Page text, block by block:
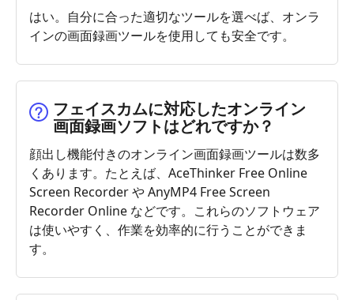
はい。自分に合った適切なツールを選べば、オンラ
インの画面録画ツールを使用しても安全です。
フェイスカムに対応したオンライン
画面録画ソフトはどれですか？
顔出し機能付きのオンライン画面録画ツールは数多
くあります。たとえば、AceThinker Free Online
Screen Recorder や AnyMP4 Free Screen
Recorder Online などです。これらのソフトウェア
は使いやすく、作業を効率的に行うことができま
す。